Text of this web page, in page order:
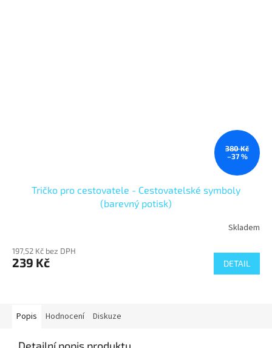
380 Kč
–37 %
Tričko pro cestovatele - Cestovatelské symboly
(barevný potisk)
Skladem
197,52 Kč bez DPH
239 Kč DETAIL
Popis Hodnocení Diskuze